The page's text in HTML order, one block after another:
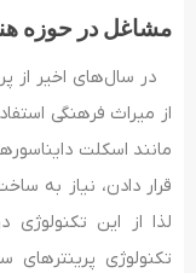
مشاغل در حوزه
در سال‌های اخیر از
از میراث فرهنگی
مانند اسکلت
قرار دادن، نیاز به
لذا از این
تکنولوژی